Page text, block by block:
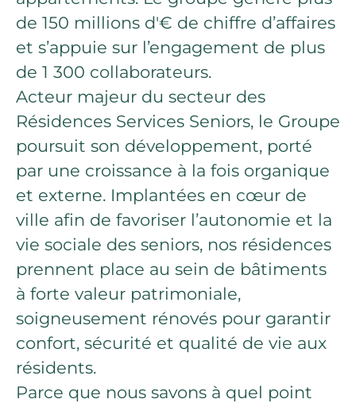
de 150 millions d'€ de chiffre d’affaires
et s’appuie sur l’engagement de plus
de 1 300 collaborateurs.
Acteur majeur du secteur des
Résidences Services Seniors, le Groupe
poursuit son développement, porté
par une croissance à la fois organique
et externe. Implantées en cœur de
ville afin de favoriser l’autonomie et la
vie sociale des seniors, nos résidences
prennent place au sein de bâtiments
à forte valeur patrimoniale,
soigneusement rénovés pour garantir
confort, sécurité et qualité de vie aux
résidents.
Parce que nous savons à quel point